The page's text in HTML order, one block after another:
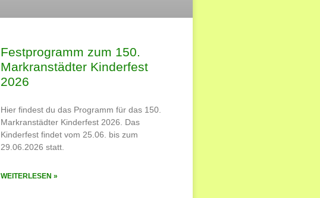
Festprogramm zum 150.
Markranstädter Kinderfest
2026
Hier findest du das Programm für das 150.
Markranstädter Kinderfest 2026. Das
Kinderfest findet vom 25.06. bis zum
29.06.2026 statt.
WEITERLESEN »